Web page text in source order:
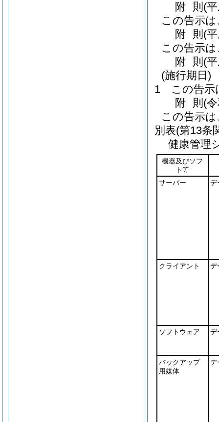
附 則 (
この告示
附 則 (
この告示
附 則 (
(施行期日)
1
この告示
附 則 (
この告示
別表(第13条
健康管理
機器及びソフ
ト等
サーバー
デ
クライアント デ
ソフトウェア デ
バックアップ
用媒体
デ